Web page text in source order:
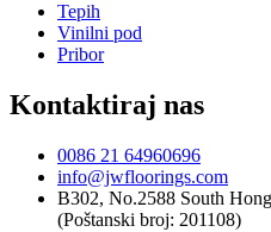
Tepih
Vinilni pod
Pribor
Kontaktiraj nas
0086 21 64960696
info@jwfloorings.com
B302, No.2588 South
(Poštanski broj: 201108)